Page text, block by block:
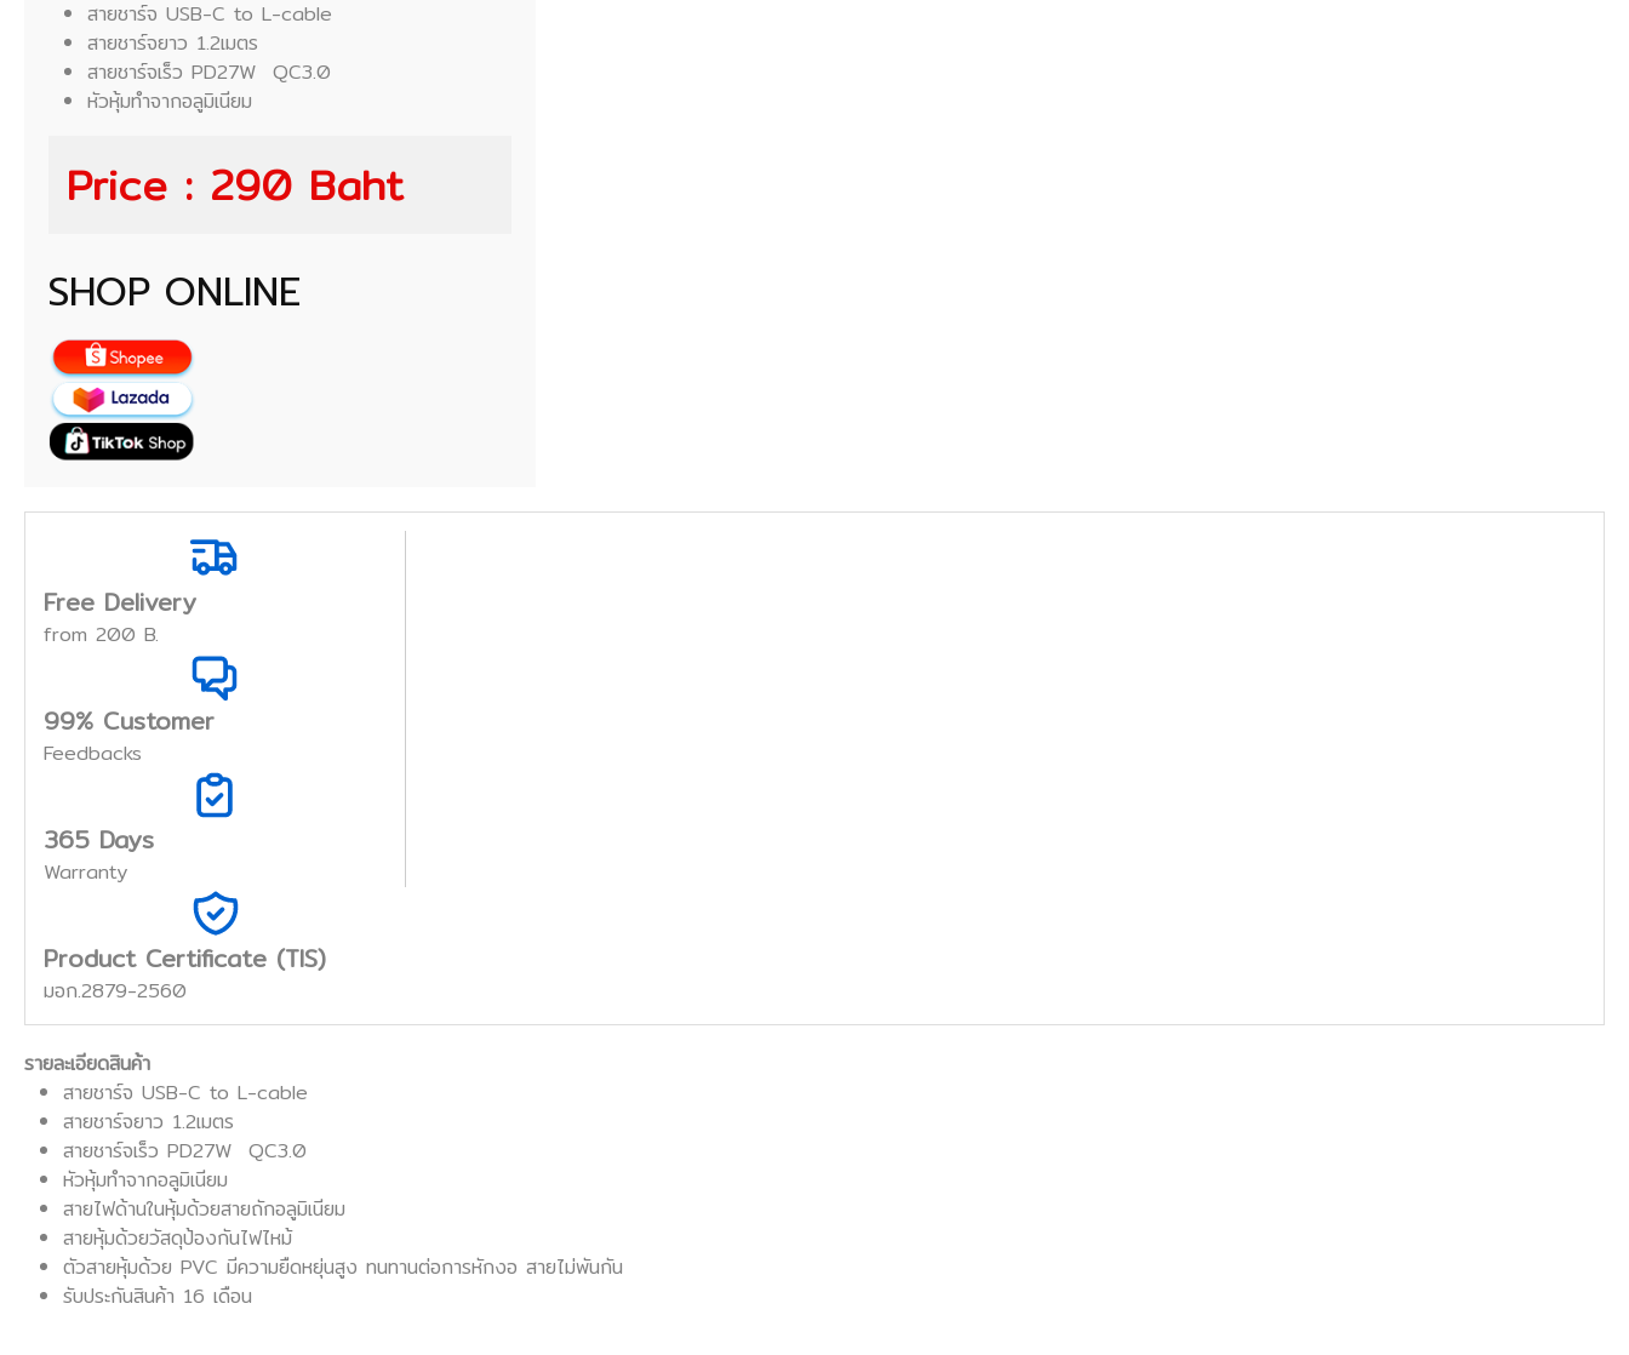
สายชาร์จ USB-C to L-cable
สายชาร์จยาว 1.2เมตร
สายชาร์จเร็ว PD27W QC3.0
หัวหุ้มทำจากอลูมิเนียม
Price : 290 Baht
SHOP ONLINE
Free Delivery
from 200 B.
99% Customer
Feedbacks
365 Days
Warranty
Product Certificate (TIS)
มอก.2879-2560
รายละเอียดสินค้า
สายชาร์จ USB-C to L-cable
สายชาร์จยาว 1.2เมตร
สายชาร์จเร็ว PD27W QC3.0
หัวหุ้มทำจากอลูมิเนียม
สายไฟด้านในหุ้มด้วยสายถักอลูมิเนียม
สายหุ้มด้วยวัสดุป้องกันไฟไหม้
ตัวสายหุ้มด้วย PVC มีความยืดหยุ่นสูง ทนทานต่อการหักงอ สายไม่พันกัน
รับประกันสินค้า 16 เดือน